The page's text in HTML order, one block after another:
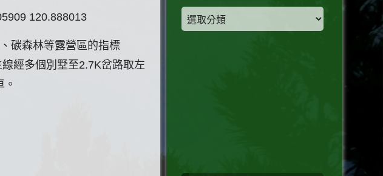
120.888013
碳森林等露營區的指標
經多個別墅至2.7K岔路取左